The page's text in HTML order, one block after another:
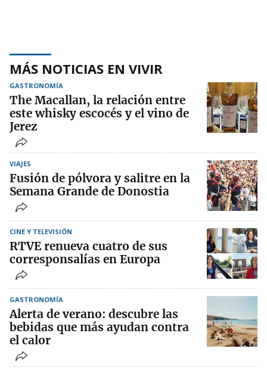
MÁS NOTICIAS EN VIVIR
GASTRONOMÍA
The Macallan, la relación entre
este whisky escocés y el vino de
Jerez
VIAJES
Fusión de pólvora y salitre en la
Semana Grande de Donostia
CINE Y TELEVISIÓN
RTVE renueva cuatro de sus
corresponsalías en Europa
GASTRONOMÍA
Alerta de verano: descubre las
bebidas que más ayudan contra
el calor